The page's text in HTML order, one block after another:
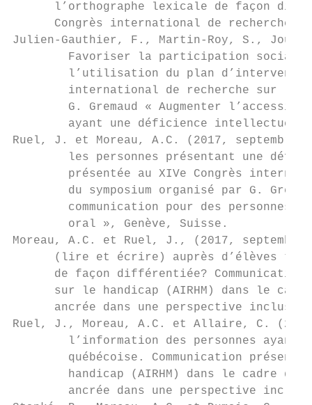
l’orthographe lexicale de façon
Congrès international de recherche
Julien-Gauthier, F., Martin-Roy, S.,
Favoriser la participation
l’utilisation du plan
international de recherche sur le
G. Gremaud « Augmenter
ayant une déficience
Ruel, J. et Moreau, A.C. (2017,
les personnes présentant une
présentée au XIVe Congrès
du symposium organisé par G.
communication pour des personnes
        oral », Genève, Suisse.
Moreau, A.C. et Ruel, J., (2017,
(lire et écrire) auprès d’élèves
de façon différentiée?
sur le handicap (AIRHM) dans le
ancrée dans une perspective
Ruel, J., Moreau, A.C. et Allaire, C.
l’information des personnes ayant
québécoise. Communication
handicap (AIRHM) dans le cadre du
ancrée dans une perspective